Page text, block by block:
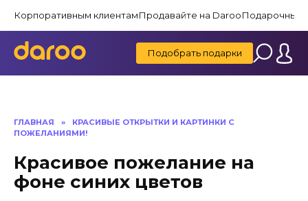
содержанию
Корпоративным клиентамПродавайте на DarooПодарочные
Подобрать подарки
ГЛАВНАЯ »
КРАСИВЫЕ ОТКРЫТКИ И КАРТИНКИ C
ПОЖЕЛАНИЯМИ!
Красивое пожелание на
фоне синих цветов